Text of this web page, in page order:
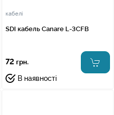
кабелі
SDI кабель Canare L-3CFB
72 грн.
В наявності